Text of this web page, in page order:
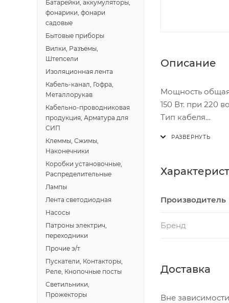
Описание
Мощность общая
150 Вт. при 220
Тип кабеля
Гарантия
В плиточный
4,3 мм.
Изоляция
Внешняя
Производитель
Бренд
Доставка
Вне
Батарейки, аккумуляторы,
фонарики, фонари
садовые
Бытовые приборы
Вилки, Разъемы,
Штепсели
Изоляционная лента
Кабель-канал, Гофра,
Металлорукав
Кабельно-проводниковая
продукция, Арматура для
СИП
Клеммы, Сжимы,
Наконечники
Коробки установочные,
Распределительные
Лампы
Лента светодиодная
Насосы
Патроны электрич,
переходники
Прочие э/т
Пускатели, Контакторы,
Реле, Кнопочные посты
Светильники,
Прожекторы